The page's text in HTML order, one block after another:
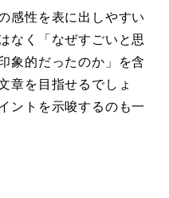
感性を表に出しやすい
なく「なぜすごいと思
象的だったのか」を含
章を目指せるでしょ
ントを示唆するのも一